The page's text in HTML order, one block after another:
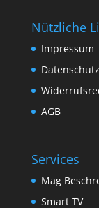
Nützliche
Impressum
Datenschutz
AGB
Services
Mag
Smart TV